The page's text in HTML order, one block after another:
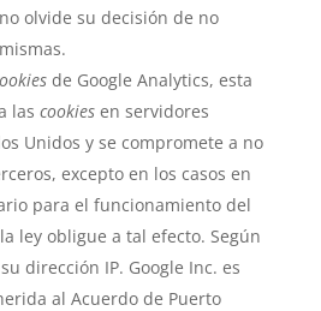
olvide su decisión de no
de Google Analytics, esta
las cookiesen servidores
Unidos y se compromete a no
excepto en los casos en
para el funcionamiento del
ley obligue a tal efecto. Según
dirección IP. Google Inc. es
al Acuerdo de Puerto